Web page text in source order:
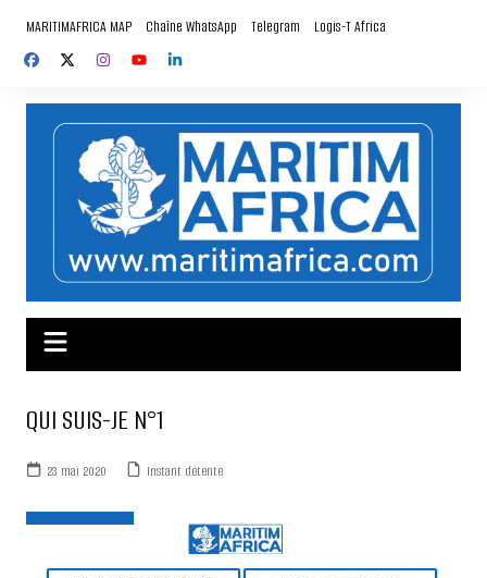
contenu
MARITIMAFRICA MAP Chaîne WhatsApp Telegram Logis-T Africa
QUI SUIS-JE N°1
23 mai 2020 Instant détente